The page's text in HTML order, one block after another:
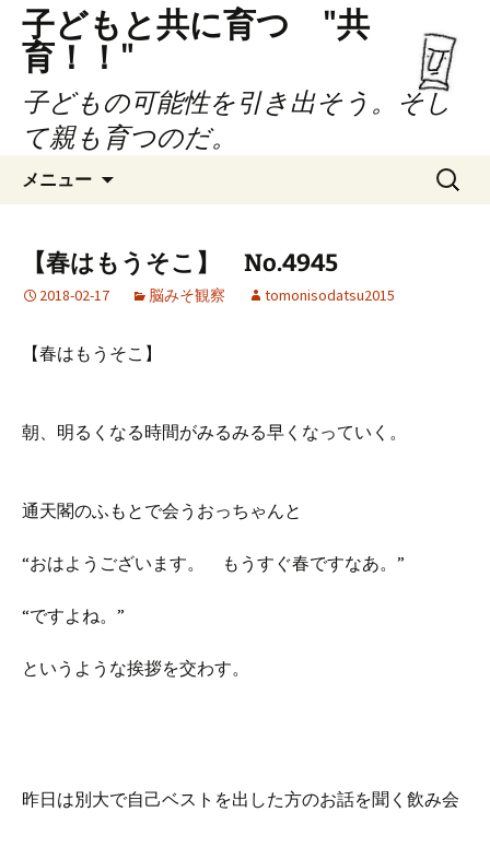
子どもと共に育つ "共
育！！"
子どもの可能性を引き出そう。そし
て親も育つのだ。
メニュー
ツ
キ
検
索:
【春はもうそこ】 No.4945
2018-02-17 脳みそ観察 tomonisodatsu2015
【春はもうそこ】
朝、明るくなる時間がみるみる早くなっていく。
通天閣のふもとで会うおっちゃんと
“おはようございます。 もうすぐ春ですなあ。”
“ですよね。”
というような挨拶を交わす。
昨日は別大で自己ベストを出した方のお話を聞く飲み会